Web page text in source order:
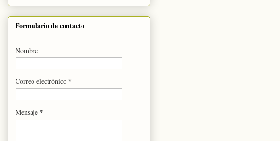
Formulario de contacto
Nombre
Correo electrónico *
Mensaje *